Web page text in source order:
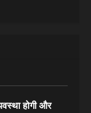
होगी और